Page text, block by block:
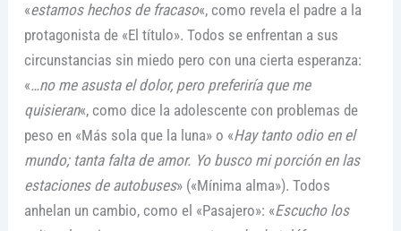
«estamos hechos de fracaso«, como revela el padre a la
protagonista de «El título». Todos se enfrentan a sus
circunstancias sin miedo pero con una cierta esperanza:
«…no me asusta el dolor, pero preferiría que me
quisieran«, como dice la adolescente con problemas de
peso en «Más sola que la luna» o «Hay tanto odio en el
mundo; tanta falta de amor. Yo busco mi porción en las
estaciones de autobuses» («Mínima alma»). Todos
anhelan un cambio, como el «Pasajero»: «Escucho los